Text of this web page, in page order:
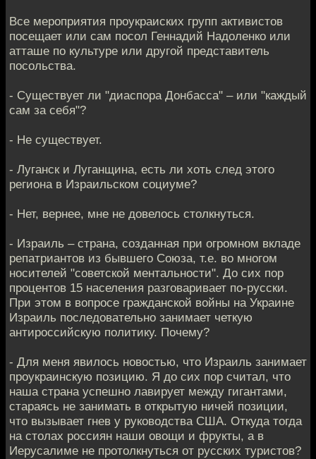
Все мероприятия проукраиских групп активистов
посещает или сам посол Геннадий Надоленко или
атташе по культуре или другой представитель
посольства.
- Существует ли "диаспора Донбасса" – или "каждый
сам за себя"?
- Не существует.
- Луганск и Луганщина, есть ли хоть след этого
региона в Израильском социуме?
- Нет, вернее, мне не довелось столкнуться.
- Израиль – страна, созданная при огромном вкладе
репатриантов из бывшего Союза, т.е. во многом
носителей "советской ментальности". До сих пор
процентов 15 населения разговаривает по-русски.
При этом в вопросе гражданской войны на Украине
Израиль последовательно занимает четкую
антироссийскую политику. Почему?
- Для меня явилось новостью, что Израиль занимает
проукраинскую позицию. Я до сих пор считал, что
наша страна успешно лавирует между гигантами,
стараясь не занимать в открытую ничей позиции,
что вызывает гнев у руководства США. Откуда тогда
на столах россиян наши овощи и фрукты, а в
Иерусалиме не протолкнуться от русских туристов?